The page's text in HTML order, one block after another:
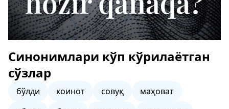
Синонимлари кўп кўрилаётган
сўзлар
бўлди коинот совуқ
маҳоват